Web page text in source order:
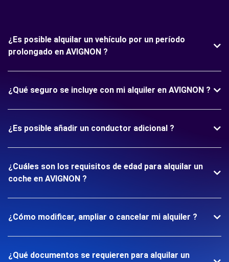
¿Es posible alquilar un vehículo por un período
prolongado en AVIGNON ?
¿Qué seguro se incluye con mi alquiler en AVIGNON ?
¿Es posible añadir un conductor adicional ?
¿Cuáles son los requisitos de edad para alquilar un
coche en AVIGNON ?
¿Cómo modificar, ampliar o cancelar mi alquiler ?
¿Qué documentos se requieren para alquilar un